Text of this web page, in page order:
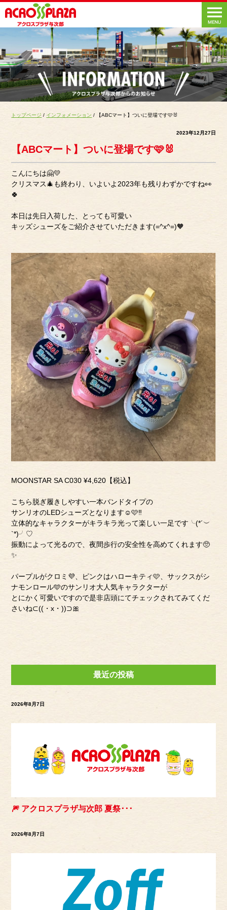
トップページ / インフォメーション / 【ABCマート】ついに登場です🩷🐰
2023年12月27日
【ABCマート】ついに登場です🩷🐰
こんにちは🤗💛
クリスマス🎄も終わり、いよいよ2023年も残りわずかですね👀
🍀
本日は先日入荷した、とっても可愛い
キッズシューズをご紹介させていただきます(=^x^=)🧡
MOONSTAR SA C030 ¥4,620【税込】
こちら脱ぎ履きしやすい一本バンドタイプの
サンリオのLEDシューズとなります☺️🩷‼︎
立体的なキャラクターがキラキラ光って楽しい一足です╰(*´︶
`*)╯♡
振動によって光るので、夜間歩行の安全性を高めてくれます🥺
✨
パープルがクロミ💜、ピンクはハローキティ🩷、サックスがシ
ナモンロール🩵のサンリオ大人気キャラクターが
とにかく可愛いですので是非店頭にてチェックされてみてくだ
さいね⊂((・x・))⊃🎀
最近の投稿
2026年8月7日
🎆 アクロスプラザ与次郎 夏祭･･･
2026年8月7日